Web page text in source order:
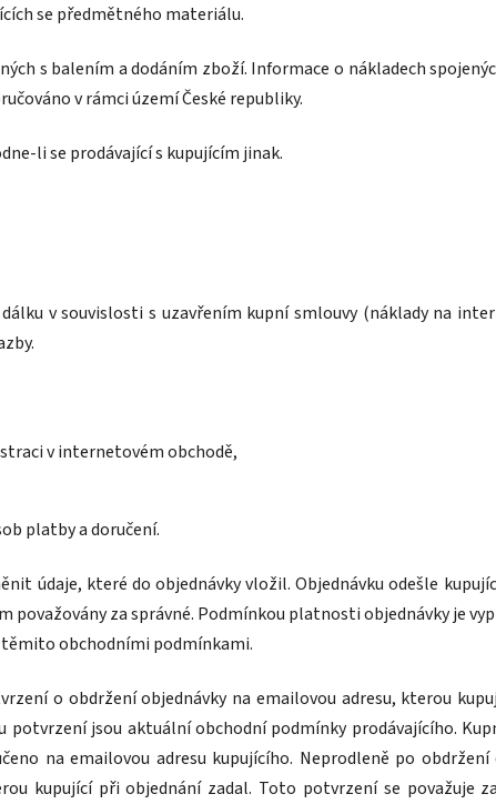
se předmětného materiálu.
s balením a dodáním zboží. Informace o nákladech
v rámci území České republiky.
li se prodávající s kupujícím jinak.
v souvislosti s uzavřením kupní smlouvy (náklady na
v internetovém obchodě,
platby a doručení.
údaje, které do objednávky vložil. Objednávku odešle
považovány za správné. Podmínkou platnosti objednávky je
obchodními podmínkami.
o obdržení objednávky na emailovou adresu, kterou
jsou aktuální obchodní podmínky prodávajícího.
na emailovou adresu kupujícího. Neprodleně po obdržení
kupující při objednání zadal. Toto potvrzení se považuje